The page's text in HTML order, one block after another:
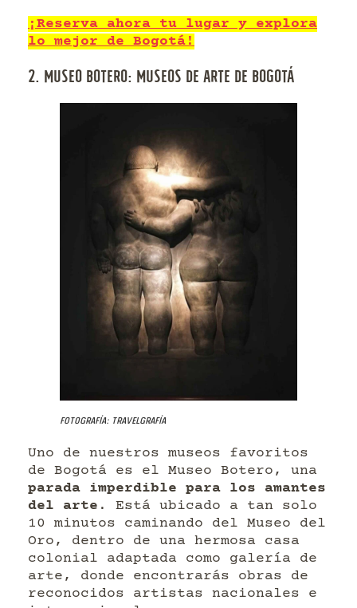
¡Reserva ahora tu lugar y explora
lo mejor de Bogotá!
2. MUSEO BOTERO: MUSEOS DE ARTE DE BOGOTÁ
Fotografía: Travelgrafía
Uno de nuestros museos favoritos
de Bogotá es el Museo Botero, una
parada imperdible para los amantes
del arte . Está ubicado a tan solo
10 minutos caminando del Museo del
Oro, dentro de una hermosa casa
colonial adaptada como galería de
arte, donde encontrarás obras de
reconocidos artistas nacionales e